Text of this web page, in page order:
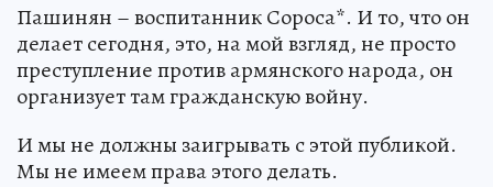
Пашинян – воспитанник Сороса*. И то, что он
делает сегодня, это, на мой взгляд, не просто
преступление против армянского народа, он
организует там гражданскую войну.
И мы не должны заигрывать с этой публикой.
Мы не имеем права этого делать.